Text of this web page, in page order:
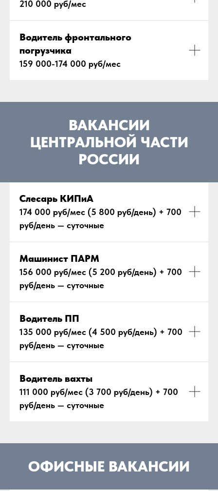
210 000 руб/мес
Водитель фронтального
погрузчика
159 000-174 000 руб/мес
ВАКАНСИИ
ЦЕНТРАЛЬНОЙ ЧАСТИ
РОССИИ
Слесарь КИПиА
174 000 руб/мес (5 800 руб/день) + 700
руб/день — суточные
Машинист ПАРМ
156 000 руб/мес (5 200 руб/день) + 700
руб/день — суточные
Водитель ПП
135 000 руб/мес (4 500 руб/день) + 700
руб/день — суточные
Водитель вахты
111 000 руб/мес (3 700 руб/день) + 700
руб/день — суточные
ОФИСНЫЕ ВАКАНСИИ